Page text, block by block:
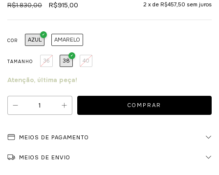
R$1.830,00 R$915,00 2 x de R$457,50 sem juros
COR AZUL AMARELO
TAMANHO 36 38 40
Atenção, última peça!
MEIOS DE PAGAMENTO
MEIOS DE ENVIO